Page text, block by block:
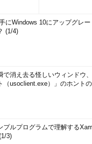
にWindows 10にアップグレー
(1/4)
で消え去る怪しいウィンドウ
（usoclient.exe）」のホント
プルプログラムで理解する
3)